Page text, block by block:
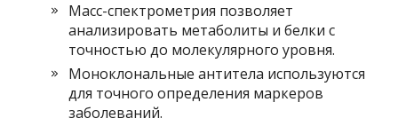
Масс-спектрометрия позволяет
анализировать метаболиты и белки с
точностью до молекулярного уровня.
Моноклональные антитела используются
для точного определения маркеров
заболеваний.